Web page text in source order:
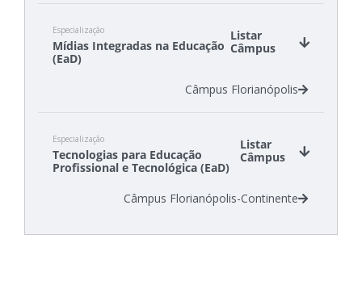
Câmpus São Lourenço do Oeste
Especialização
Mídias Integradas na Educação
(EaD)
Listar
Câmpus
Câmpus Florianópolis
Especialização
Tecnologias para Educação
Profissional e Tecnológica (EaD)
Listar
Câmpus
Câmpus Florianópolis-Continente